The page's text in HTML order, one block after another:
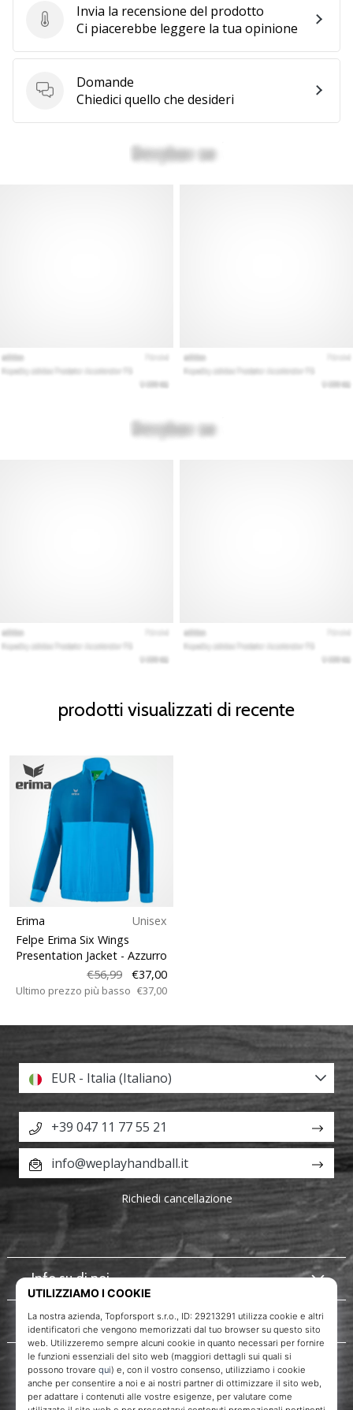
Invia la recensione del prodotto
Invia la recensione del prodotto
Ci piacerebbe leggere la tua opinione
Domande
Domande
Chiedici quello che desideri
prodotti visualizzati di recente
Erima
Unisex
Felpe Erima Six Wings
Presentation Jacket - Azzurro
€56,99
€37,00
Ultimo prezzo più basso €37,00
Info su di noi
Servizio clienti
EUR - Italia (Italiano)
+39 047 11 77 55 21
info@weplayhandball.it
Richiedi cancellazione